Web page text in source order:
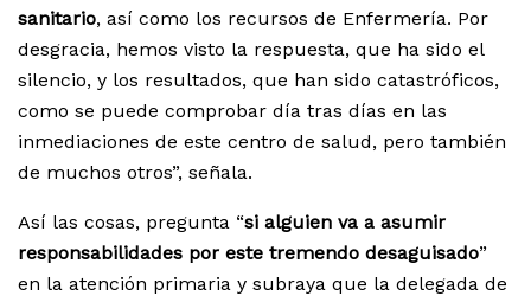
sanitario, así como los recursos de Enfermería. Por
desgracia, hemos visto la respuesta, que ha sido el
silencio, y los resultados, que han sido catastróficos,
como se puede comprobar día tras días en las
inmediaciones de este centro de salud, pero también
de muchos otros”, señala.
Así las cosas, pregunta “si alguien va a asumir
responsabilidades por este tremendo desaguisado”
en la atención primaria y subraya que la delegada de